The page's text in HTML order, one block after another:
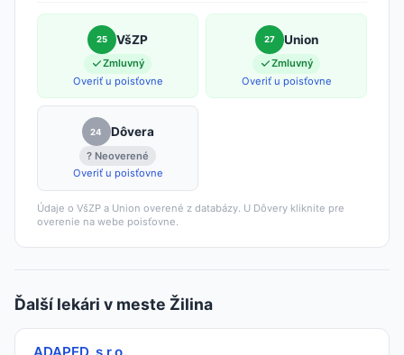
25 VšZP
Zmluvný
Overiť u poisťovne
27 Union
Zmluvný
Overiť u poisťovne
24 Dôvera
? Neoverené
Overiť u poisťovne
Údaje o VšZP a Union overené z databázy. U Dôvery kliknite pre
overenie na webe poisťovne.
Ďalší lekári v meste Žilina
ADAPED, s.r.o.